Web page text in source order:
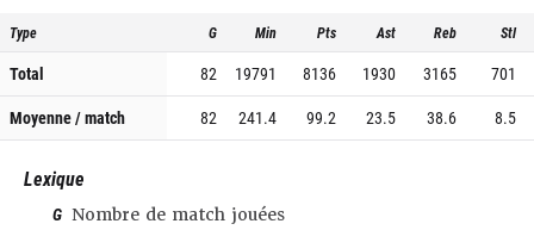
Type G Min Pts Ast Reb Stl
Total 82 19791 8136 1930 3165
701
Moyenne / match
82 241.4 99.2 23.5 38.6 8.5
Lexique
G Nombre de match jouées